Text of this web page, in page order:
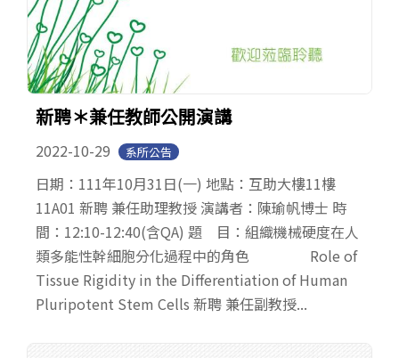
新聘＊兼任教師公開演講
2022-10-29 系所公告
日期：111年10月31日(一) 地點：互助大樓11樓
11A01 新聘 兼任助理教授 演講者：陳瑜帆博士 時
間：12:10-12:40(含QA) 題 目：組織機械硬度在人
類多能性幹細胞分化過程中的角色 Role of
Tissue Rigidity in the Differentiation of Human
Pluripotent Stem Cells 新聘 兼任副教授...